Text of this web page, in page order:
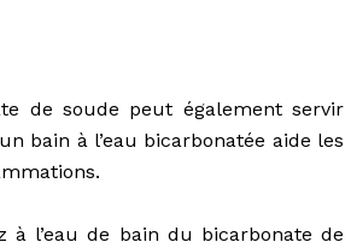
de soude peut également servir
bain à l’eau bicarbonatée aide les
à l’eau de bain du bicarbonate de